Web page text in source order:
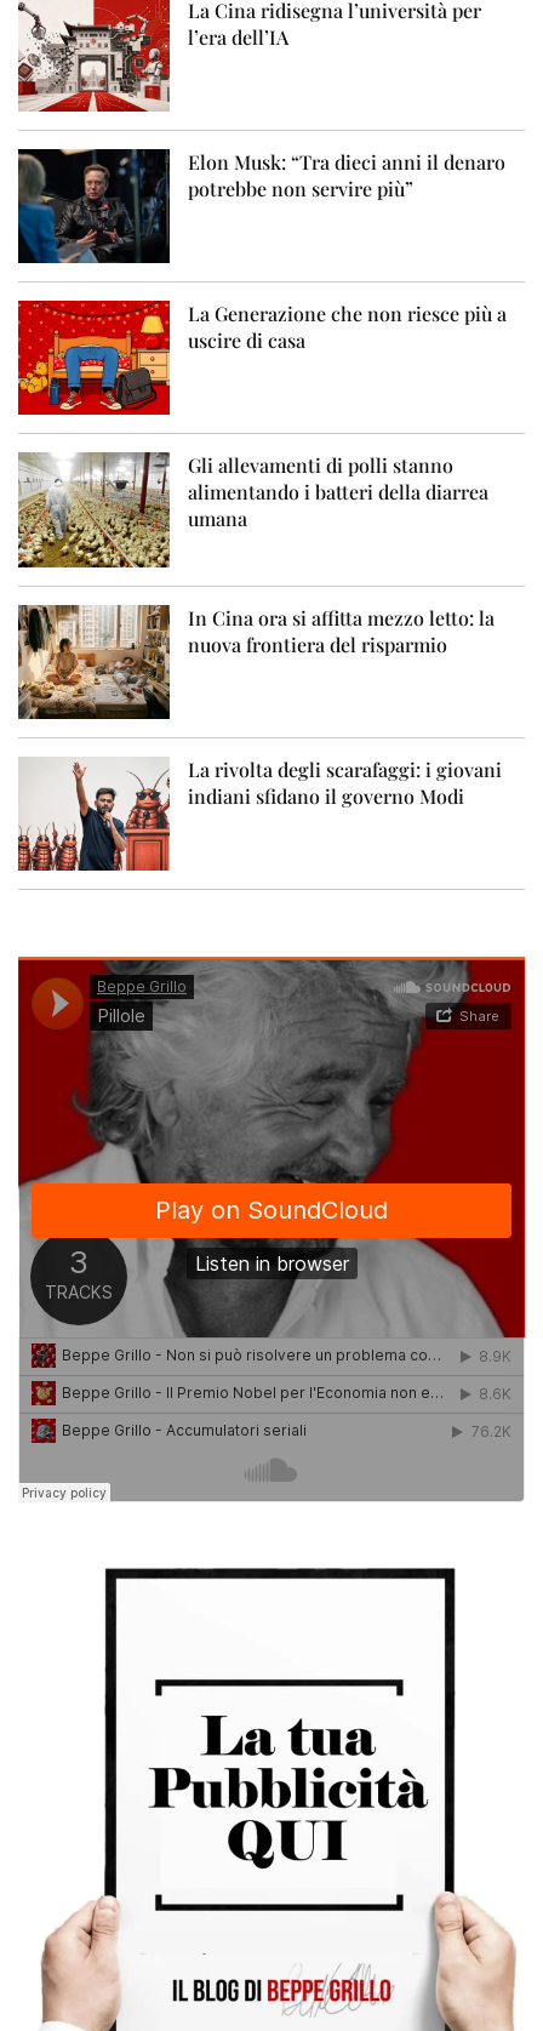
La Cina ridisegna l’università per
l’era dell’IA
Elon Musk: “Tra dieci anni il denaro
potrebbe non servire più”
La Generazione che non riesce più a
uscire di casa
Gli allevamenti di polli stanno
alimentando i batteri della diarrea
umana
In Cina ora si affitta mezzo letto: la
nuova frontiera del risparmio
La rivolta degli scarafaggi: i giovani
indiani sfidano il governo Modi